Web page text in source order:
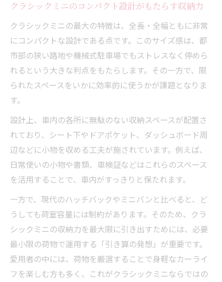
クラシックミニのコンパクト設計がもたらす収納力
クラシックミニの最大の特徴は、全長・全幅ともに非常
にコンパクトな設計である点です。このサイズ感は、都
市部の狭い路地や機械式駐車場でもストレスなく停めら
れるという大きな利点をもたらします。その一方で、限
られたスペースをいかに効率的に使うかが課題となりま
す。
設計上、車内の各所に無駄のない収納スペースが配置さ
れており、シート下やドアポケット、ダッシュボード周
辺などに小物を収める工夫が施されています。例えば、
日常使いの小物や書類、車検証などはこれらのスペース
を活用することで、車内がすっきりと保たれます。
一方で、現代のハッチバックやミニバンと比べると、ど
うしても荷室容量には制約があります。そのため、クラ
シックミニの収納力を最大限に引き出すためには、必要
最小限の荷物で運用する「引き算の発想」が重要です。
愛用者の中には、荷物を厳選することで身軽なカーライ
フを楽しむ方も多く、これがクラシックミニならではの